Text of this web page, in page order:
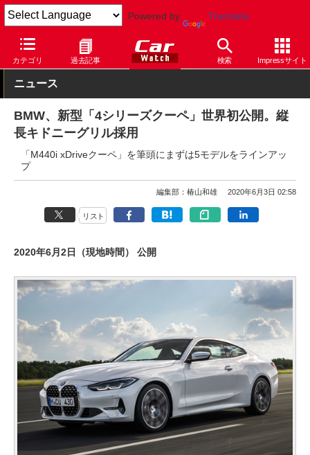
Powered by Translate
カテゴリ 過去記事 検索 Impressサイト
Car Watch 自動車 4シリーズ
ニュース
BMW、新型「4シリーズクーペ」世界初公開。縦
長キドニーグリル採用
「M440i xDriveクーペ」を筆頭にまずは5モデルをラインアッ
プ
編集部：椿山和雄 2020年6月3日 02:58
リスト
2020年6月2日（現地時間） 公開